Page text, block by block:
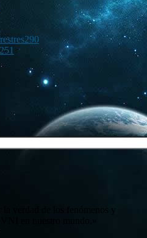
290
251
verdad de los fenómenos y
en nuestro mundo.»